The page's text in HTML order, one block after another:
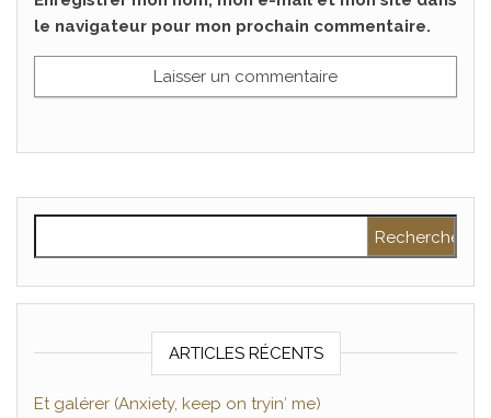
le navigateur pour mon prochain commentaire.
ARTICLES RÉCENTS
Et galérer (Anxiety, keep on tryin′ me)